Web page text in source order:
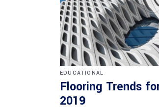
EDUCATIONAL
Flooring Trends
2019